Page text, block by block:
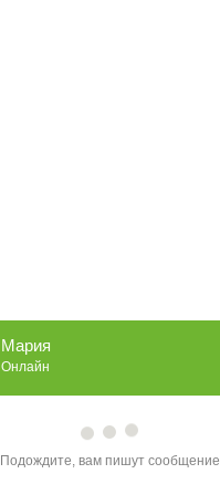
Мария
Онлайн
Подождите, вам пишут сообщение